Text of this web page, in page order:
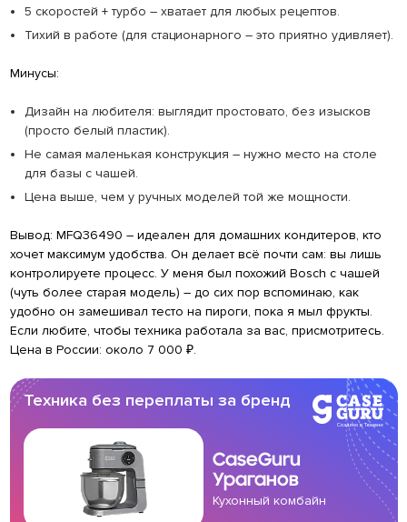
5 скоростей + турбо – хватает для любых рецептов.
Тихий в работе (для стационарного – это приятно удивляет).
Минусы:
Дизайн на любителя: выглядит простовато, без изысков
(просто белый пластик).
Не самая маленькая конструкция – нужно место на столе
для базы с чашей.
Цена выше, чем у ручных моделей той же мощности.
Вывод: MFQ36490 – идеален для домашних кондитеров, кто
хочет максимум удобства. Он делает всё почти сам: вы лишь
контролируете процесс. У меня был похожий Bosch с чашей
(чуть более старая модель) – до сих пор вспоминаю, как
удобно он замешивал тесто на пироги, пока я мыл фрукты.
Если любите, чтобы техника работала за вас, присмотритесь.
Цена в России: около 7 000 ₽.
Техника без переплаты за бренд
CaseGuru
Ураганов
Кухонный комбайн